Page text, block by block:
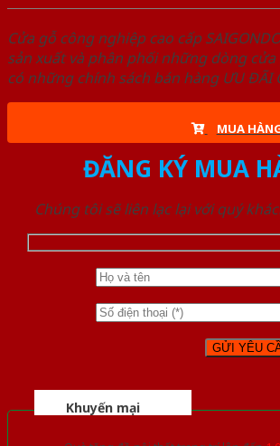
Cửa gỗ công nghiệp cao cấp
sản xuất và phân phối những dòng
có những chính sách bán hàng ƯU ĐÃI
MUA
ĐĂNG KÝ MUA
Chúng tôi sẽ liên lạc lại với quý
Khuyến mại